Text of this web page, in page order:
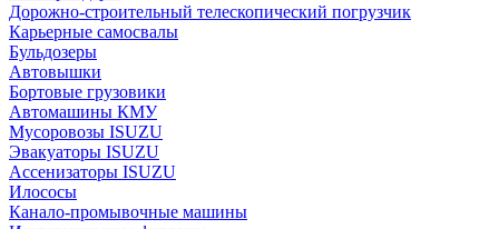
Дорожно-строительный телескопический погрузчик
Карьерные самосвалы
Бульдозеры
Автовышки
Бортовые грузовики
Автомашины КМУ
Мусоровозы ISUZU
Эвакуаторы ISUZU
Ассенизаторы ISUZU
Илососы
Канало-промывочные машины